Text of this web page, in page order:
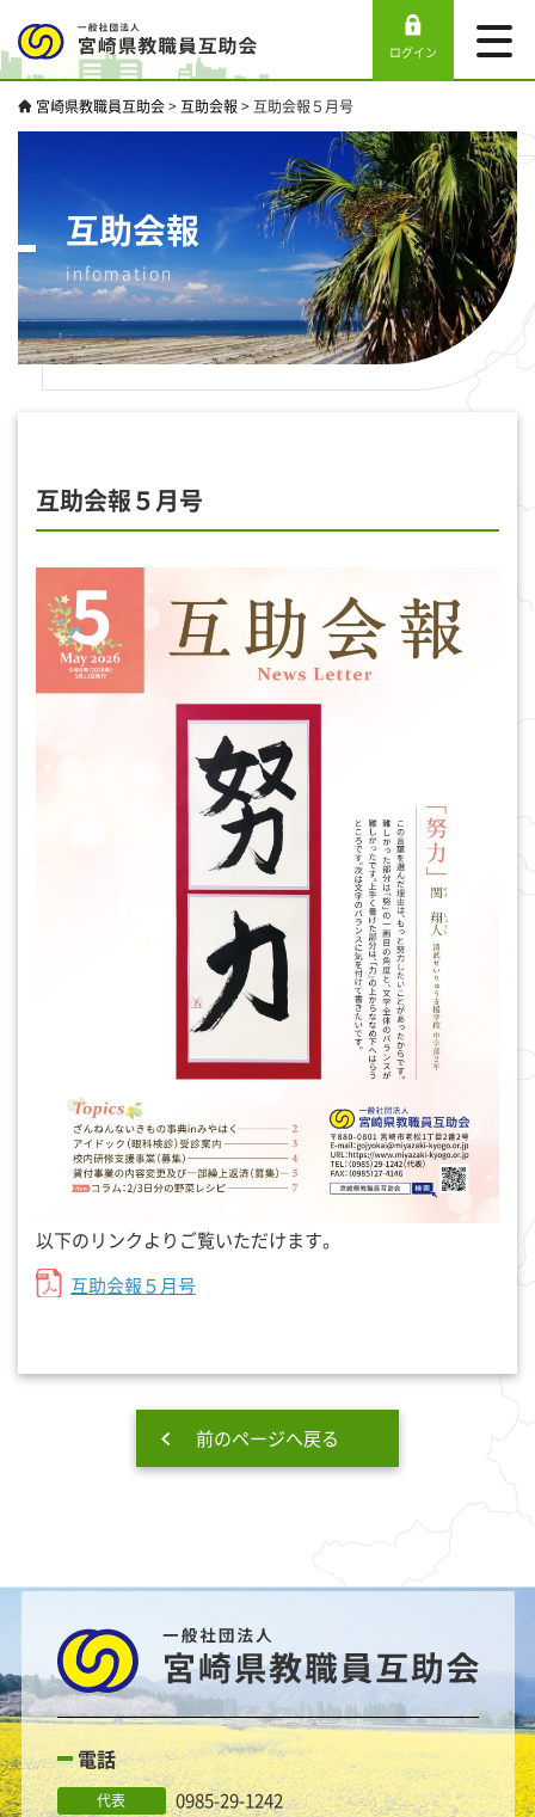
ログイン
宮崎県教職員互助会> 互助会報 > 互助会報５月号
互助会報
infomation
互助会報５月号
以下のリンクよりご覧いただけます。
互助会報５月号
前のページへ戻る
電話
代表 0985-29-1242